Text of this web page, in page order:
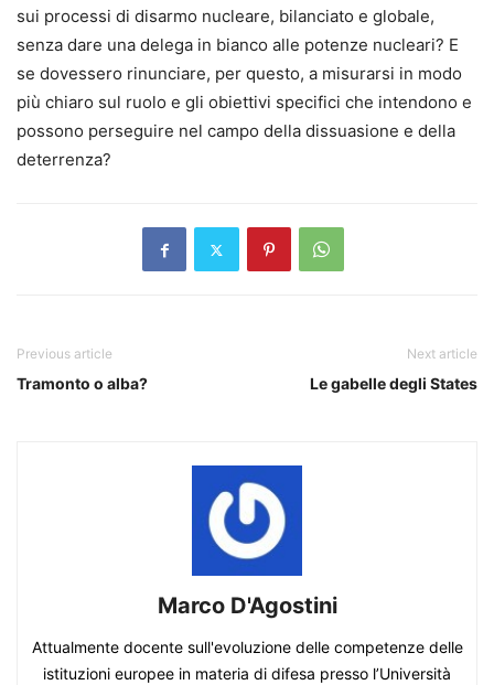
sui processi di disarmo nucleare, bilanciato e globale,
senza dare una delega in bianco alle potenze nucleari? E
se dovessero rinunciare, per questo, a misurarsi in modo
più chiaro sul ruolo e gli obiettivi specifici che intendono e
possono perseguire nel campo della dissuasione e della
deterrenza?
Previous article
Tramonto o alba?
Next article
Le gabelle degli States
Marco D'Agostini
Attualmente docente sull'evoluzione delle competenze delle
istituzioni europee in materia di difesa presso l’Università